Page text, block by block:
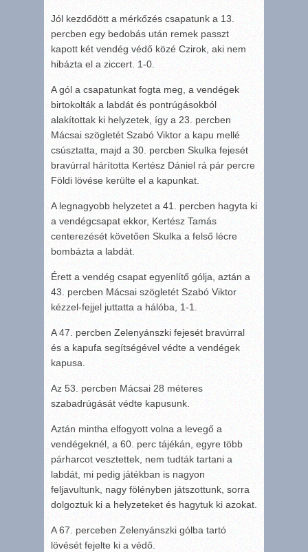
Jól kezdődött a mérkőzés csapatunk a 13.
percben egy bedobás után remek passzt
kapott két vendég védő közé Czirok, aki nem
hibázta el a ziccert. 1-0.
A gól a csapatunkat fogta meg, a vendégek
birtokolták a labdát és pontrúgásokból
alakítottak ki helyzetek, így a 23. percben
Mácsai szögletét Szabó Viktor a kapu mellé
csúsztatta, majd a 30. percben Skulka fejesét
bravúrral hárította Kertész Dániel rá pár percre
Földi lövése kerülte el a kapunkat.
A legnagyobb helyzetet a 41. percben hagyta ki
a vendégcsapat ekkor, Kertész Tamás
centerezését követően Skulka a felső lécre
bombázta a labdát.
Érett a vendég csapat egyenlítő gólja, aztán a
43. percben Mácsai szögletét Szabó Viktor
kézzel-fejjel juttatta a hálóba, 1-1.
A 47. percben Zelenyánszki fejesét bravúrral
és a kapufa segítségével védte a vendégek
kapusa.
Az 53. percben Mácsai 28 méteres
szabadrúgását védte kapusunk.
Aztán mintha elfogyott volna a levegő a
vendégeknél, a 60. perc tájékán, egyre több
párharcot vesztettek, nem tudták tartani a
labdát, mi pedig játékban is nagyon
feljavultunk, nagy fölényben játszottunk, sorra
dolgoztuk ki a helyzeteket és hagytuk ki azokat.
A 67. perceben Zelenyánszki gólba tartó
lövését fejelte ki a védő.